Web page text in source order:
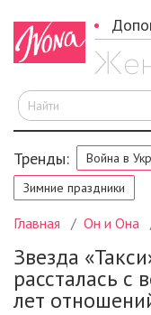
Тренды: Война в
Зимние праздники
Главная Он и Она
Звезда
рассталась с
лет